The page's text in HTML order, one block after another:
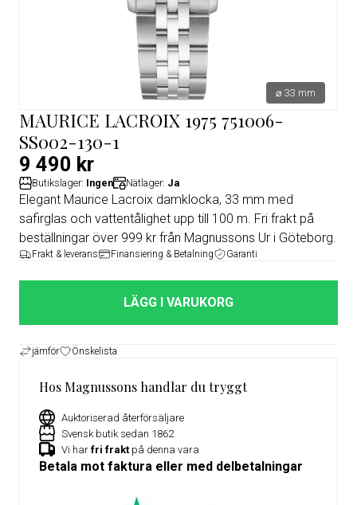
⌀ 33 mm
MAURICE LACROIX 1975 751006-
SS002-130-1
9 490 kr
Butikslager: Ingen Nätlager: Ja
Elegant Maurice Lacroix damklocka, 33 mm med
safirglas och vattentålighet upp till 100 m. Fri frakt på
beställningar över 999 kr från Magnussons Ur i Göteborg.
Frakt & leverans Finansiering & Betalning Garanti
LÄGG I VARUKORG
jämför Önskelista
Hos Magnussons handlar du tryggt
Auktoriserad återförsäljare
Svensk butik sedan 1862
Vi har fri frakt på denna vara
Betala mot faktura eller med delbetalningar